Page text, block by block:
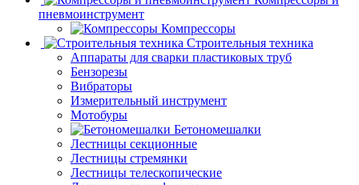
пневмоинструмент
Компрессоры
Строительныя техника
Аппараты для сварки пластиковых труб
Бензорезы
Вибраторы
Измерительный инструмент
Мотобуры
Бетономешалки
Лестницы секционные
Лестницы стремянки
Лестницы телескопические